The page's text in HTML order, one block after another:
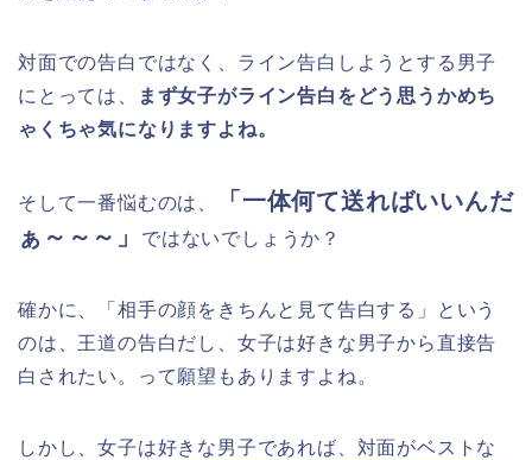
対面での告白ではなく、ライン告白しようとする男子
にとっては、
まず女子がライン告白をどう思うかめち
ゃくちゃ気になりますよね。
そして一番悩むのは、
「一体何て送ればいいんだ
ぁ～～～」
ではないでしょうか？
確かに、「相手の顔をきちんと見て告白する」という
のは、王道の告白だし、女子は好きな男子から直接告
白されたい。って願望もありますよね。
しかし、女子は好きな男子であれば、対面がベストな